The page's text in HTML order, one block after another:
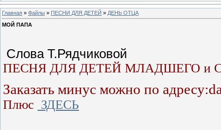
Главная » Файлы » ПЕСНИ ДЛЯ ДЕТЕЙ » ДЕНЬ ОТЦА
МОЙ ПАПА
Слова Т.Рядчиковой
ПЕСНЯ ДЛЯ ДЕТЕЙ МЛАДШЕГО и
Заказать минус можно по
Плюс ЗДЕСЬ